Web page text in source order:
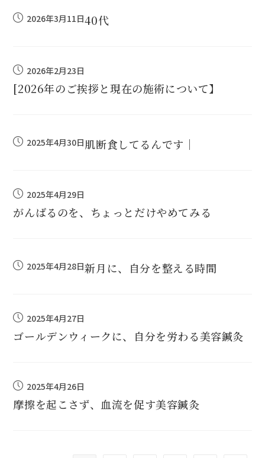
2026年3月11日40代
2026年2月23日
[2026年のご挨拶と現在の施術について】
2025年4月30日肌断食してるんです｜
2025年4月29日
がんばるのを、ちょっとだけやめてみる
2025年4月28日新月に、自分を整える時間
2025年4月27日
ゴールデンウィークに、自分を労わる美容鍼灸
2025年4月26日
摩擦を起こさず、血流を促す美容鍼灸